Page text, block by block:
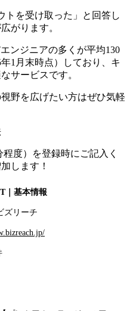
トを受け取った」と回答し
がります。
ンジニアの多くが平均130
1月末時点）しており、キ
サービスです。
野を広げたい方はぜひ気軽
度）を登録時にご記入く
します！
｜基本情報
ズリーチ